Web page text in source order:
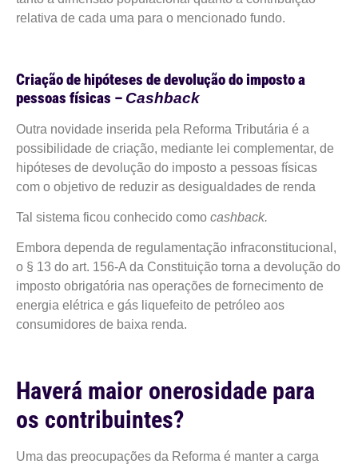
relativa de cada uma para o mencionado fundo.
Criação de hipóteses de devolução do imposto a
pessoas físicas – Cashback
Outra novidade inserida pela Reforma Tributária é a
possibilidade de criação, mediante lei complementar, de
hipóteses de devolução do imposto a pessoas físicas
com o objetivo de reduzir as desigualdades de renda
Tal sistema ficou conhecido como cashback.
Embora dependa de regulamentação infraconstitucional,
o § 13 do art. 156-A da Constituição torna a devolução do
imposto obrigatória nas operações de fornecimento de
energia elétrica e gás liquefeito de petróleo aos
consumidores de baixa renda.
Haverá maior onerosidade para
os contribuintes?
Uma das preocupações da Reforma é manter a carga